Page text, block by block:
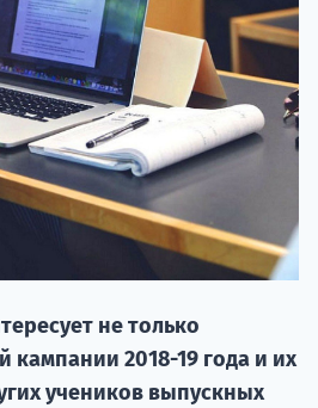
не только
кампании 2018-19 года и их
учеников выпускных